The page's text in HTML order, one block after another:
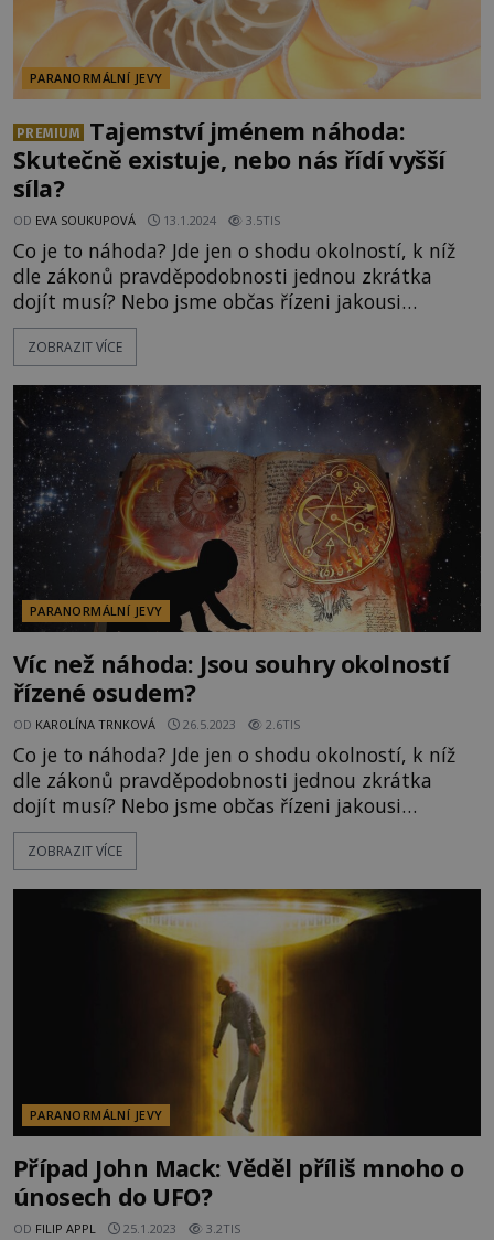
PARANORMÁLNÍ JEVY
PREMIUM
Tajemství jménem náhoda:
Skutečně existuje, nebo nás řídí vyšší
síla?
OD EVA SOUKUPOVÁ 13.1.2024 3.5TIS
Co je to náhoda? Jde jen o shodu okolností, k níž
dle zákonů pravděpodobnosti jednou zkrátka
dojít musí? Nebo jsme občas řízeni jakousi
neuchopitelnou silou? Existují případy, u nichž je
těžké přiznat, že by šlo o pouhou náhodu a zdá se,
ZOBRAZIT VÍCE
PARANORMÁLNÍ JEVY
Víc než náhoda: Jsou souhry okolností
řízené osudem?
OD KAROLÍNA TRNKOVÁ 26.5.2023 2.6TIS
Co je to náhoda? Jde jen o shodu okolností, k níž
dle zákonů pravděpodobnosti jednou zkrátka
dojít musí? Nebo jsme občas řízeni jakousi
neuchopitelnou silou? Existují případy, u nichž je
těžké přiznat, že by šlo o pouhou náhodu a zdá se,
zvláštní náhodu, nad kterou se ještě mnohokrát
pozastavil. Po
ZOBRAZIT VÍCE
PARANORMÁLNÍ JEVY
Případ John Mack: Věděl příliš mnoho o
únosech do UFO?
OD FILIP APPL 25.1.2023 3.2TIS